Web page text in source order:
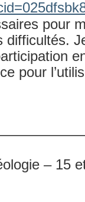
pour
difficultés.
pour
– 15